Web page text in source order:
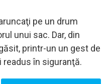
pe un drum
unui sac. Dar, din
printr-un un gest de
readus în siguranţă.